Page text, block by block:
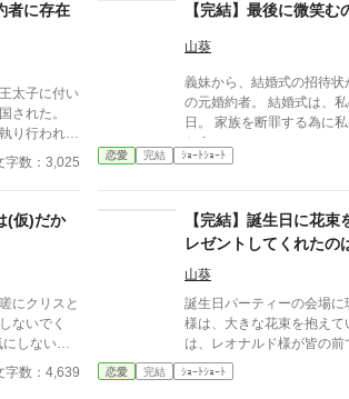
者に存在
太子に付い
された。
り行われる
ぶり
戻りにな
よ。元気そ
顔を合わせ
忘れている
字数：3,025
【完結】最後に微笑む
山葵
義妹から、結婚式の招待
の元婚約者。 結婚式は、私の18歳の誕生日の次の
日。 家族を断罪する為に私は久し振りに王都へと向
かう♪
恋愛 完結 ｼｮｰﾄｼｮｰﾄ
(仮)だか
にクリスと
ないでく
しないで
人を見付け
字数：4,639
【完結】誕生日に花
レゼントしてくれたの
山葵
誕生日パーティーの会場
様は、大きな花束を抱えていた。 会場に
は、レオナルド様が皆の
にプレゼントするのだと思
恋愛 完結 ｼｮｰﾄｼｮｰﾄ